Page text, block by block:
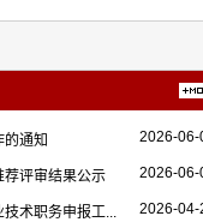
2026-06-
通知
2026-06-
评审结果公示
2026-04-
术职务申报工...